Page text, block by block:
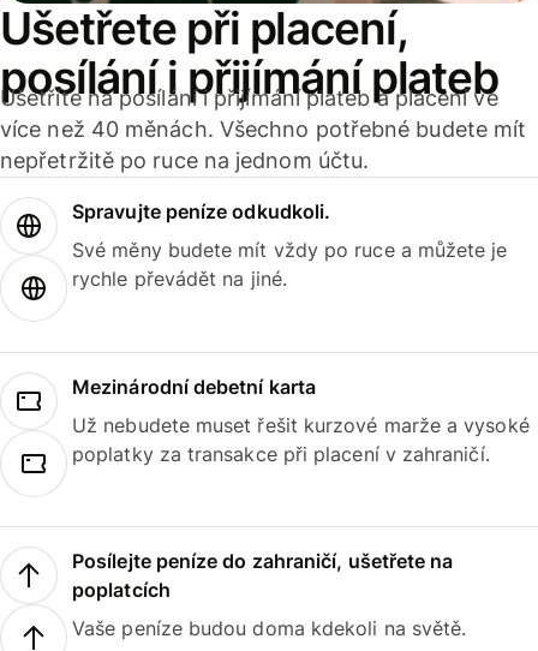
Ušetřete při placení,
posílání i přijímání plateb
Ušetříte na posílání i přijímání plateb a placení ve
více než 40 měnách. Všechno potřebné budete mít
nepřetržitě po ruce na jednom účtu.
Spravujte peníze odkudkoli.
Své měny budete mít vždy po ruce a můžete je
rychle převádět na jiné.
Mezinárodní debetní karta
Už nebudete muset řešit kurzové marže a vysoké
poplatky za transakce při placení v zahraničí.
Posílejte peníze do zahraničí, ušetřete na
poplatcích
Vaše peníze budou doma kdekoli na světě.